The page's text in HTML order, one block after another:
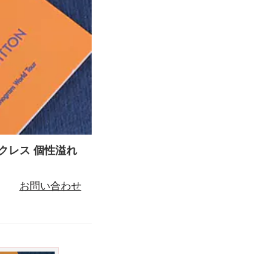
レス 個性溢れ
お問い合わせ